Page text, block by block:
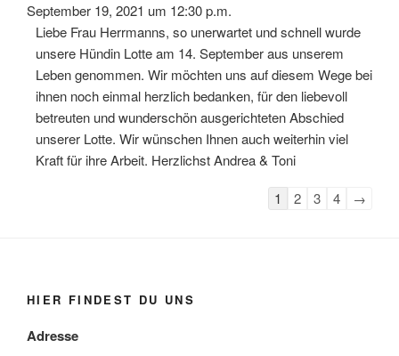
September 19, 2021 um 12:30 p.m.
Liebe Frau Herrmanns, so unerwartet und schnell wurde
unsere Hündin Lotte am 14. September aus unserem
Leben genommen. Wir möchten uns auf diesem Wege bei
ihnen noch einmal herzlich bedanken, für den liebevoll
betreuten und wunderschön ausgerichteten Abschied
unserer Lotte. Wir wünschen Ihnen auch weiterhin viel
Kraft für ihre Arbeit. Herzlichst Andrea & Toni
Navigation
1 2 3 4 →
HIER FINDEST DU UNS
Adresse